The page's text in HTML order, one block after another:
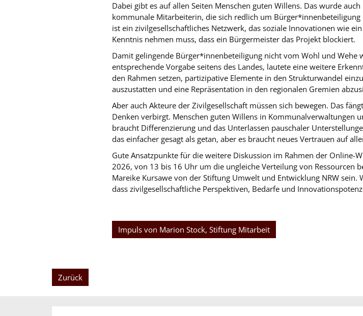
Dabei gibt es auf allen Seiten Menschen guten Willens. Das wurde
kommunale Mitarbeiterin, die sich redlich um
ist ein zivilgesellschaftliches Netzwerk, das soziale Innovationen wie
Kenntnis nehmen muss, dass ein Bürgermeister das Projekt blockiert.
Damit gelingende Bürger*innenbeteiligung nicht vom Wohl und Wehe
entsprechende Vorgabe seitens des Landes, lautete eine weitere
den Rahmen setzen, partizipative Elemente in den Strukturwandel
auszustatten und eine Repräsentation in den regionalen Gremien
Aber auch Akteure der Zivilgesellschaft müssen sich bewegen. Das
Denken verbirgt. Menschen guten Willens in Kommunalverwaltungen
braucht Differenzierung und das Unterlassen pauschaler
das einfacher gesagt als getan, aber es braucht neues Vertrauen auf
Gute Ansatzpunkte für die weitere Diskussion im Rahmen der Online-
2026, von 13 bis 16 Uhr um die ungleiche Verteilung von Ressourcen
Mareike Kursawe von der Stiftung Umwelt und Entwicklung NRW sein.
dass zivilgesellschaftliche Perspektiven, Bedarfe und
Impuls von Marion Stock, Stiftung Mitarbeit
Zurück